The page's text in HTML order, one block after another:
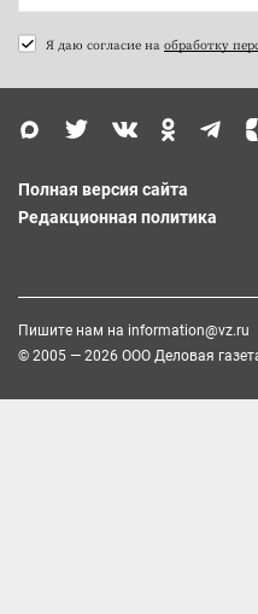
Я даю согласие на обработку
Полная версия сайта
Редакционная политика
Пишите нам на information@vz.ru
© 2005 — 2026 ООО Деловая